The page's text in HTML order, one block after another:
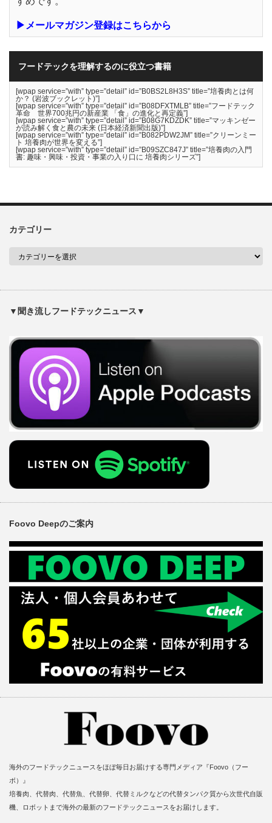
▶メールマガジン登録はこちらから
フードテックを理解するのに役立つ書籍
[wpap service=”with” type=”detail” id=”B0BS2L8H3S” title=”培養肉とは何
か？ (岩波ブックレット)”]
[wpap service=”with” type=”detail” id=”B08DFXTMLB” title=”フードテック
革命 世界700兆円の新産業 「食」の進化と再定義”]
[wpap service=”with” type=”detail” id=”B08G7KDZDK” title=”マッキンゼー
が読み解く食と農の未来 (日本経済新聞出版)”]
[wpap service=”with” type=”detail” id=”B082PDW2JM” title=”クリーンミー
ト 培養肉が世界を変える”]
[wpap service=”with” type=”detail” id=”B09SZC847J” title=”培養肉の入門
書: 趣味・興味・投資・事業の入り口に 培養肉シリーズ”]
カテゴリー
▼聞き流しフードテックニュース▼
Foovo Deepのご案内
海外のフードテックニュースをほぼ毎日お届けする専門メディア『Foovo（フー
ボ）』
培養肉、代替肉、代替魚、代替卵、代替ミルクなどの代替タンパク質から次世代自販
機、ロボットまで海外の最新のフードテックニュースをお届けします。